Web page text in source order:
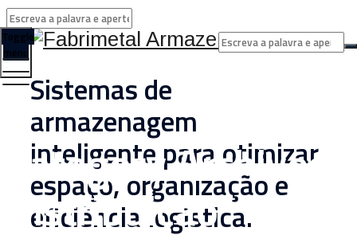
Sistemas de
armazenagem
inteligente para otimizar
espaço, organização e
eficiência logística.
Toggle
menu
Category Archives:
Distribuição